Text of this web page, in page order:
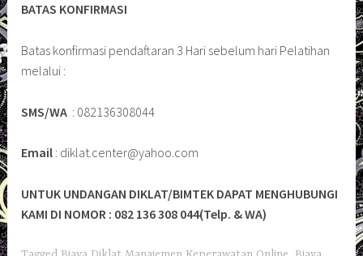
BATAS KONFIRMASI
Batas konfirmasi pendaftaran 3 Hari sebelum hari Pelatihan
melalui :
SMS/WA : 082136308044
Email : diklat.center@yahoo.com
UNTUK UNDANGAN DIKLAT/BIMTEK DAPAT MENGHUBUNGI
KAMI DI NOMOR : 082 136 308 044(Telp. & WA)